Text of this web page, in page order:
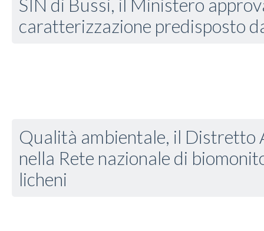
caratterizzazione predisposto
Qualità ambientale, il Distretto
nella Rete nazionale di
licheni